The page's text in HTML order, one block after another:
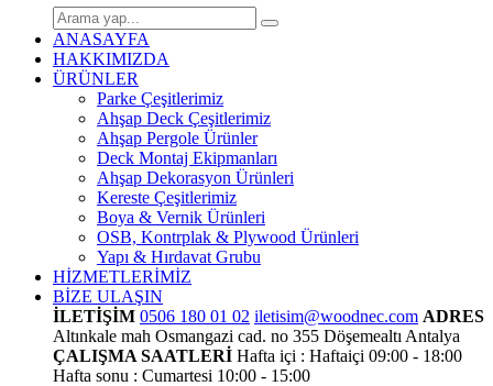
ANASAYFA
HAKKIMIZDA
ÜRÜNLER
Parke Çeşitlerimiz
Ahşap Deck Çeşitlerimiz
Ahşap Pergole Ürünler
Deck Montaj Ekipmanları
Ahşap Dekorasyon Ürünleri
Kereste Çeşitlerimiz
Boya & Vernik Ürünleri
OSB, Kontrplak & Plywood Ürünleri
Yapı & Hırdavat Grubu
HİZMETLERİMİZ
BİZE ULAŞIN
İLETİŞİM 0506 180 01 02 iletisim@woodnec.com ADRES
Altınkale mah Osmangazi cad. no 355 Döşemealtı Antalya
ÇALIŞMA SAATLERİ Hafta içi : Haftaiçi 09:00 - 18:00
Hafta sonu : Cumartesi 10:00 - 15:00